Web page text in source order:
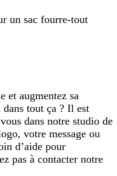
un sac fourre-tout
et augmentez sa
tout ça ? Il est
dans notre studio de
votre message ou
d’aide pour
pas à contacter notre